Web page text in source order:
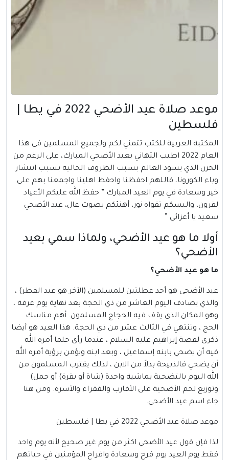
موعد صلاة عيد الأضحي 2022 في يطا |
فلسطين
المكتبة العربية للكتب تتمني لكم ولجميع المسلمين في هذا
العام 2022 اطيب التهاني بعيد الأضحي المبارك، على الرغم من
الحزن الذي يسود العالم بسبب الظروف الحالية بسبب انتشار
وباء الكورونا، فاللهم احفظنا واحفظ اهلينا واجمعنا بهم علي
خير وسعادة في يوم العيد المبارك ” حفظ الله عليكم الأعياد
لقرون، والبسكم تقواه نور، أهنئكم بصوت عال، عيد الأضحي
سعيد يا أعزائي ”
أولا ما هو عيد الأضحي، ولماذا سمي بعيد
الأضحي؟
ما هو عيد الأضحي؟
عيد الأضحى هو أحد عطلتين للمسلمين (الآخر هو عيد الفطر) ،
والذي يصادف اليوم العاشر من ذي الحجة بعد نهاية يوم عرفة ،
وهو المكان الذي يقف فيه الحجاج المسلمون. أهم مناسك
الحج ، وتنتهي في الثالث عشر من ذي الحجة. هذا العيد هو أيضا
ذكرى لقصة إبراهيم عليه السلام ، عندما رأى حلما أمره الله
فيه أن يضحي بابنه إسماعيل ، وبعد ابنه ويؤمن برؤية أمره الله
أن يضحي فالذبيحة بدلاً من الابن ، لذلك يقترب المسلمون من
الله اليوم بالتضحية بماشية واحدة (شاة أو بقرة) أو جمل)
وتوزيع لحم الأضحية على الأقارب والفقراء والأسرة. ومن هنا
جاء اسم عيد الأضحى.
موعد صلاة عيد الأضحي 2022 في يطا | فلسطين
لذا فإن قول عيد الأضحي اكثر من يوم غير صحيح لأنه يوم واحد
فقط يوم العيد يوم فرح وسعادة وافراح المؤمنين في حياتهم